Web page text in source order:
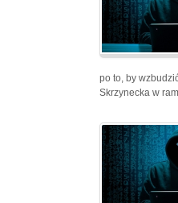
po to, by
Skrzynecka w